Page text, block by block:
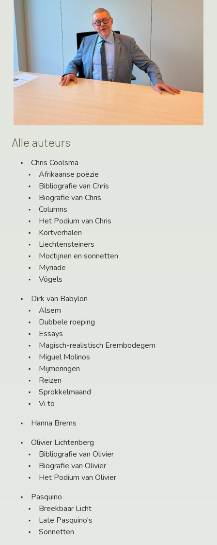
Alle auteurs
Chris Coolsma
Afrikaanse poëzie
Bibliografie van Chris
Biografie van Chris
Columns
Het Podium van Chris
Kortverhalen
Liechtensteiners
Moctijnen en sonnetten
Myriade
Vögels
Dirk van Babylon
Alsem
Dubbele roeping
Essays
Magisch-realistisch Erembodegem
Miguel Molinos
Mijmeringen
Reizen
Sprokkelmaand
Vi to
Hanna Brems
Olivier Lichtenberg
Bibliografie van Olivier
Biografie van Olivier
Het Podium van Olivier
Pasquino
Breekbaar Licht
Late Pasquino's
Sonnetten